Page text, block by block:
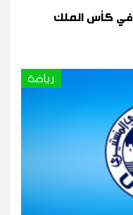
في كأس الملك
رياضة